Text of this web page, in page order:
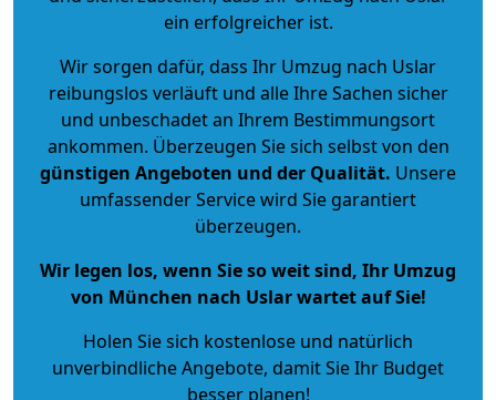
ein erfolgreicher ist.
Wir sorgen dafür, dass Ihr Umzug nach Uslar
reibungslos verläuft und alle Ihre Sachen sicher
und unbeschadet an Ihrem Bestimmungsort
ankommen. Überzeugen Sie sich selbst von den
günstigen Angeboten und der Qualität. Unsere
umfassender Service wird Sie garantiert
überzeugen.
Wir legen los, wenn Sie so weit sind, Ihr Umzug
von München nach Uslar wartet auf Sie!
Holen Sie sich kostenlose und natürlich
unverbindliche Angebote, damit Sie Ihr Budget
besser planen!